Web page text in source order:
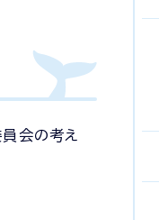
会の考え